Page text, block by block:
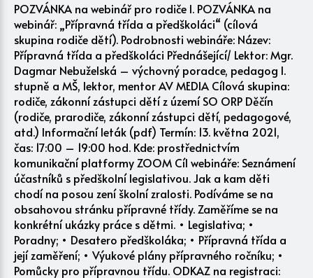
POZVÁNKA na webinář pro rodiče I. POZVÁNKA na
webinář: „Přípravná třída a předškoláci“ (cílová
skupina rodiče dětí). Podrobnosti webináře: Název:
Přípravná třída a předškoláci Přednášející/ Lektor: Mgr.
Dagmar Nebuželská – výchovný poradce, pedagog I.
stupně a MŠ, lektor, mentor AV MEDIA Cílová skupina:
rodiče, zákonní zástupci dětí z území SO ORP Děčín
(rodiče, prarodiče, zákonní zástupci dětí, pedagogové,
atd.) Informační leták (pdf) Termín: 13. května 2021,
čas: 17:00 – 19:00 hod. Kde: prostřednictvím
komunikační platformy ZOOM Cíl webináře: Seznámení
účastníků s předškolní legislativou. Jak a kam děti
chodí na posou zení školní zralosti. Podíváme se na
obsahovou stránku přípravné třídy. Zaměříme se na
konkrétní ukázky práce s dětmi. • Legislativa; •
Poradny; • Desatero předškoláka; • Přípravná třída a
její zaměření; • Výukové plány přípravného ročníku; •
Pomůcky pro přípravnou třídu. ODKAZ na registraci: